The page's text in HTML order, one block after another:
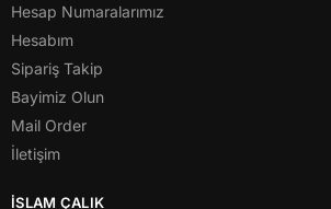
Hesap Numaralarımız
Hesabım
Sipariş Takip
Bayimiz Olun
Mail Order
İletişim
İSLAM ÇALIK